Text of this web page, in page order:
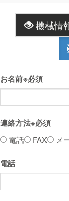
機械情
お名前※必須
連絡方法※必須
電話 FAX メ
電話